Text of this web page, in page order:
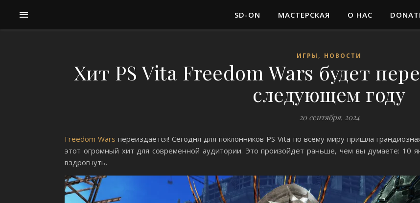
SD-ON МАСТЕРСКАЯ О НАС
ИГРЫ , НОВОСТИ
Хит PS Vita Freedom Wars будет
следующем году
20 сентября, 2024
Freedom Wars переиздается! Сегодня для поклонников PS Vita по всему миру пришла
этот огромный хит для современной аудитории. Это произойдет раньше, чем вы думаете: 10
вздрогнуть.